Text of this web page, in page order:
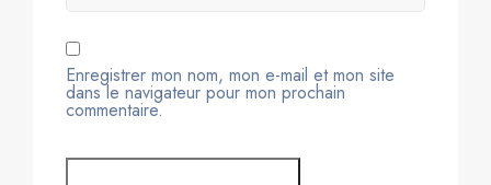
Enregistrer mon nom, mon e-mail et mon site
dans le navigateur pour mon prochain
commentaire.